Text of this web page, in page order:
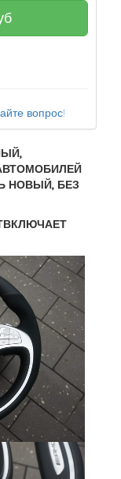
вопрос!
НОВЫЙ, БЕЗ